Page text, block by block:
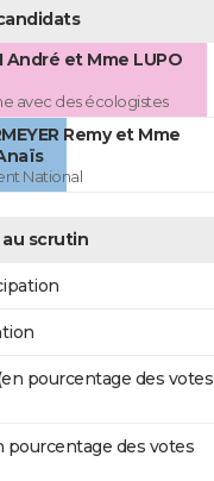
André et Mme LUPO
avec des écologistes
Remy et Mme
National
scrutin
pourcentage des votes
pourcentage des votes